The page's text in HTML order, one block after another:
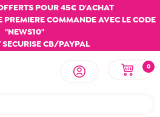
POUR 45€ D'ACHAT
PREMIERE COMMANDE AVEC LE CODE
"NEWS10"
SECURISE CB/PAYPAL
0